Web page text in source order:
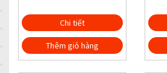
Chi tiết
Thêm giỏ hàng